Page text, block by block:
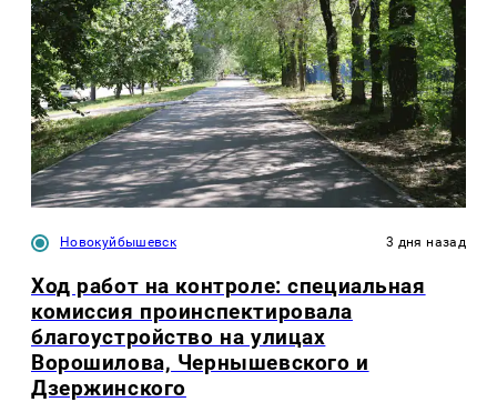
Новокуйбышевск 3 дня назад
Ход работ на контроле: специальная
комиссия проинспектировала
благоустройство на улицах
Ворошилова, Чернышевского и
Дзержинского